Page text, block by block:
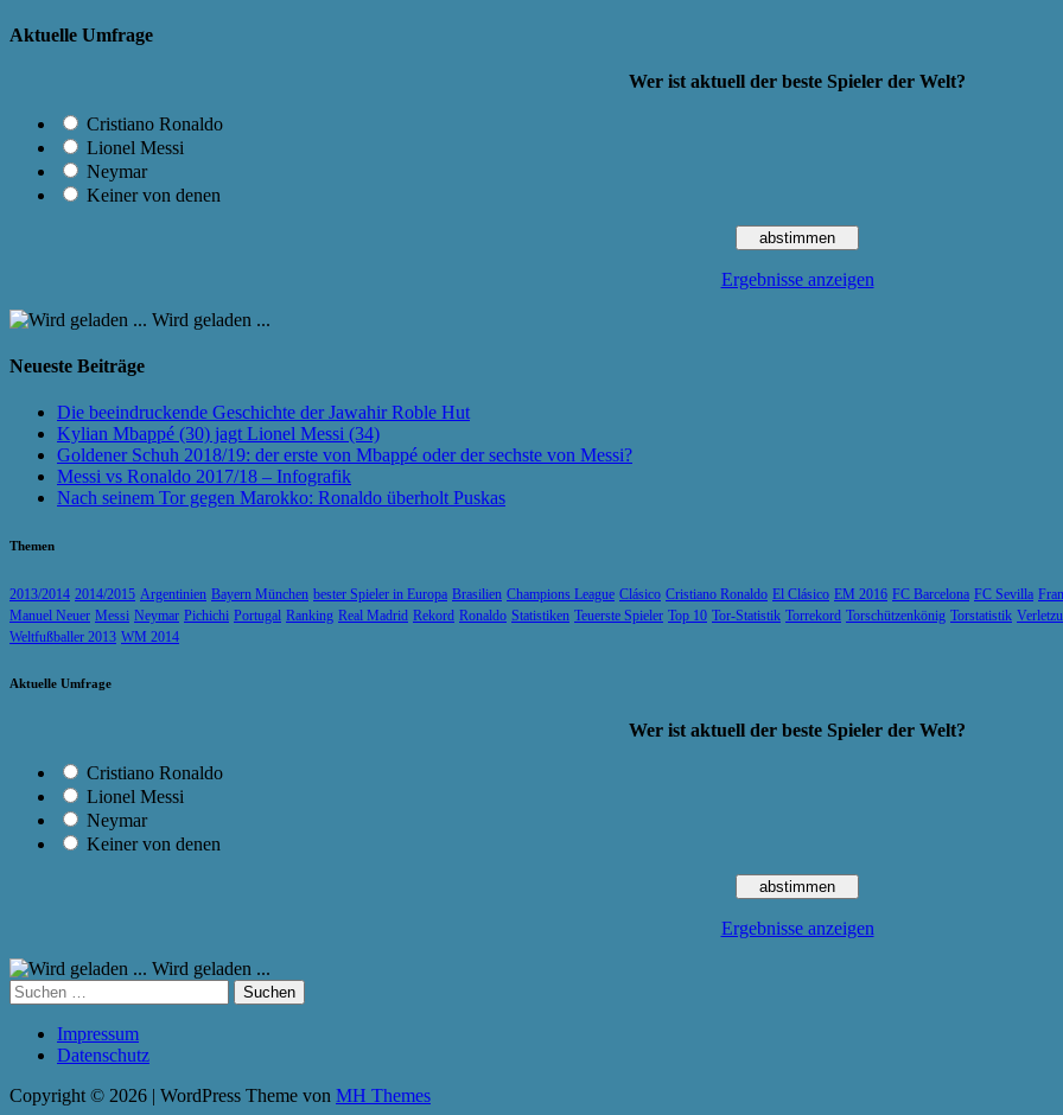
Aktuelle Umfrage
Wer ist aktuell der beste Spieler der Welt?
Cristiano Ronaldo
Lionel Messi
Neymar
Keiner von denen
Ergebnisse anzeigen
Wird geladen ...
Neueste Beiträge
Die beeindruckende Geschichte der Jawahir Roble Hut
Kylian Mbappé (30) jagt Lionel Messi (34)
Goldener Schuh 2018/19: der erste von Mbappé oder der sechste von Messi?
Messi vs Ronaldo 2017/18 – Infografik
Nach seinem Tor gegen Marokko: Ronaldo überholt Puskas
Themen
2013/2014 2014/2015 Argentinien Bayern München bester Spieler in Europa Brasilien Champions League Clásico Cristiano Ronaldo El Clásico EM 2016 FC Barcelona FC Sevilla
Manuel Neuer Messi Neymar Pichichi Portugal Ranking Real Madrid Rekord Ronaldo Statistiken Teuerste Spieler Top 10 Tor-Statistik Torrekord Torschützenkönig Torstatistik
Weltfußballer 2013 WM 2014
Aktuelle Umfrage
Wer ist aktuell der beste Spieler der Welt?
Cristiano Ronaldo
Lionel Messi
Neymar
Keiner von denen
Ergebnisse anzeigen
Wird geladen ...
Suchen
nach:
Impressum
Datenschutz
Copyright © 2026 | WordPress Theme von MH Themes